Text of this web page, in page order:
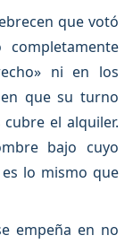
que votó
ni en los
en que su turno
el alquiler.
bajo cuyo
lo mismo que
empeña en no